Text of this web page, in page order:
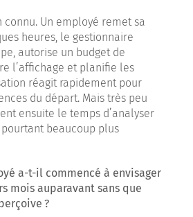
connu. Un employé remet sa
heures, le gestionnaire
autorise un budget de
l’affichage et planifie les
réagit rapidement pour
du départ. Mais très peu
ensuite le temps d’analyser
beaucoup plus
a-t-il commencé à envisager
mois auparavant sans que
?